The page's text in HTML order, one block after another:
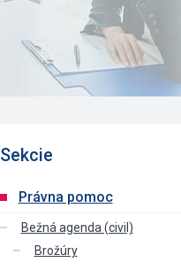
Sekcie
Právna pomoc
Bežná agenda (civil)
Brožúry